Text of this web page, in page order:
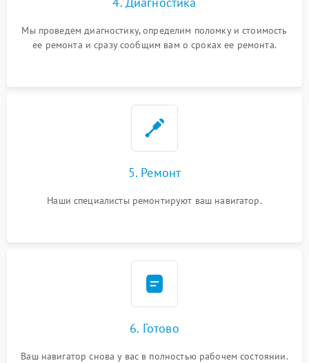
Мы проведем диагностику, определим поломку и стоимость
ее ремонта и сразу сообщим вам о сроках ее ремонта.
5. Ремонт
Наши специалисты ремонтируют ваш навигатор.
6. Готово
Ваш навигатор снова у вас в полностью рабочем состоянии.